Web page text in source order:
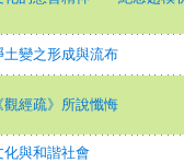
土變之形成與流布
觀經疏》所說懺悔
化與和諧社會